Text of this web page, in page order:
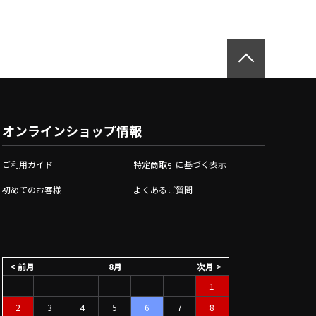
オンラインショップ情報
ご利用ガイド 特定商取引に基づく表示
初めてのお客様 よくあるご質問
8月
< 前月
次月 >
1
2
3 4 5 6 7 8